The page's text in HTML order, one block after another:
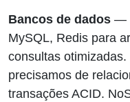
Bancos de dados —
MySQL, Redis para
consultas
precisamos de
transações ACID.